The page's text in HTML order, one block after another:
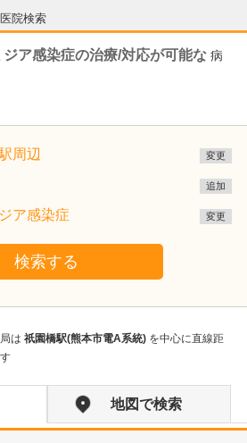
院検索
ア感染症の治療/対応が可能な 病
周辺 変更
追加
ア感染症 変更
検索する
は 祇園橋駅(熊本市電A系統) を中心に直線距
地図で検索